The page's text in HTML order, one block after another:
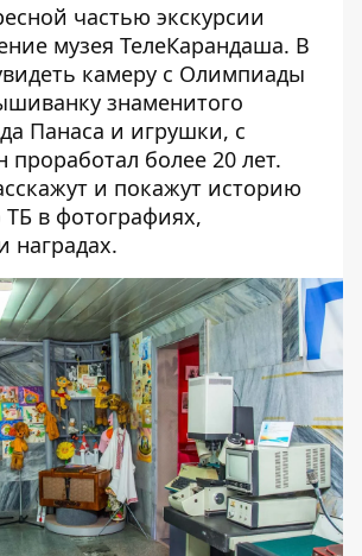
частью экскурсии
музея ТелеКарандаша. В
камеру с Олимпиады
знаменитого
Панаса и игрушки, с
более 20 лет.
и покажут историю
ТБ в фотографиях,
наградах.